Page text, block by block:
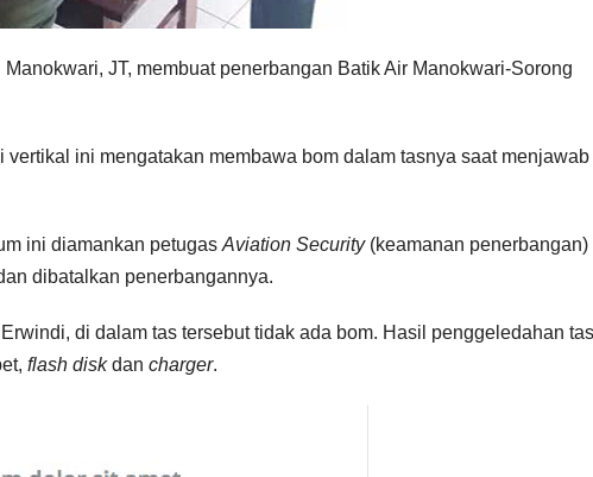
JT, membuat penerbangan Batik Air Manokwari-Sorong
vertikal ini mengatakan membawa bom dalam tasnya saat menjawab
ini diamankan petugas Aviation Security(keamanan penerbangan)
dibatalkan penerbangannya.
di dalam tas tersebut tidak ada bom. Hasil penggeledahan tas
flash diskdan charger.